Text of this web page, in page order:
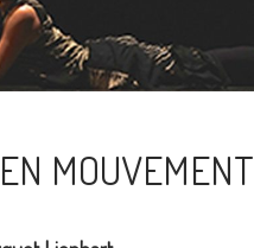
MOUVEMENT